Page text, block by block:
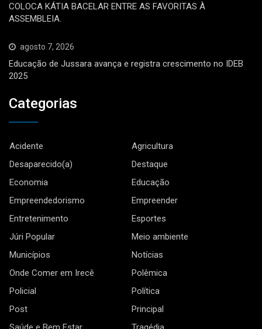
COLOCA KÁTIA BACELAR ENTRE AS FAVORITAS À
ASSEMBLEIA.
agosto 7, 2026
Educação de Jussara avança e registra crescimento no IDEB
2025
Categorias
Acidente
Agricultura
Desaparecido(a)
Destaque
Economia
Educação
Empreendedorismo
Empreender
Entretenimento
Esportes
Júri Popular
Meio ambiente
Municípios
Notícias
Onde Comer em Irecê
Polêmica
Policial
Política
Post
Principal